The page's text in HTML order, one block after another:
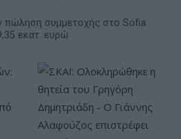
πώληση συμμετοχής στο Sofia
εκατ. ευρώ